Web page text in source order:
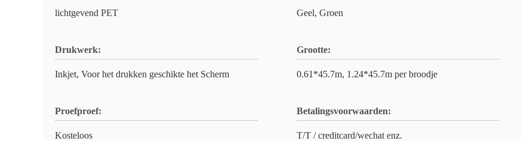
lichtgevend PET Geel, Groen
Drukwerk:
Inkjet, Voor het drukken geschikte het Scherm
Grootte:
0.61*45.7m, 1.24*45.7m per broodje
Proefproef:
Kosteloos
Betalingsvoorwaarden:
T/T / creditcard/wechat enz.